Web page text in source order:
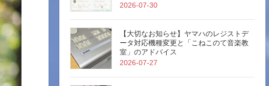
2026-07-30
【大切なお知らせ】ヤマハのレジストデ
ータ対応機種変更と「こねこのて音楽教
室」のアドバイス
2026-07-27